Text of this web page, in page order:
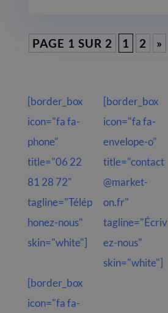
PAGE 1 SUR 2 1 2 »
[border_box
icon="fa fa-
phone"
title="06 22
81 28 72"
tagline="Télép
honez-nous"
skin="white"]
[border_box
icon="fa fa-
envelope-o"
title="contact
@market-
on.fr"
tagline="Écriv
ez-nous"
skin="white"]
[border_box
icon="fa fa-